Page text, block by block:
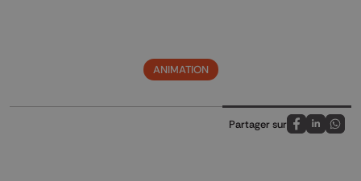
ANIMATION
Partager sur
Partagez sur
Partagez